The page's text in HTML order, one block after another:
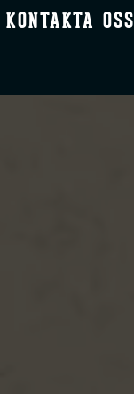
KONTAKTA OSS